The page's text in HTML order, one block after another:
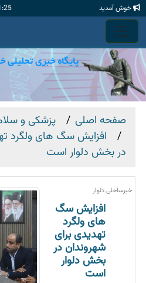
خوش آمدید
صفحه اصلی
پزشکی و
افزایش سگ های ولگرد
در بخش دلوار است
خبرساحلی دلوار
افزایش سگ
های ولگرد
تهدیدی برای
شهروندان در
بخش دلوار
است